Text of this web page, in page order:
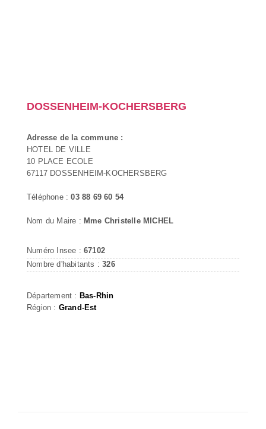
DOSSENHEIM-KOCHERSBERG
Adresse de la commune :
HOTEL DE VILLE
10 PLACE ECOLE
67117 DOSSENHEIM-KOCHERSBERG
Téléphone :03 88 69 60 54
Nom du Maire : Mme Christelle MICHEL
Numéro Insee : 67102
Nombre d'habitants :326
Département : Bas-Rhin
Région : Grand-Est